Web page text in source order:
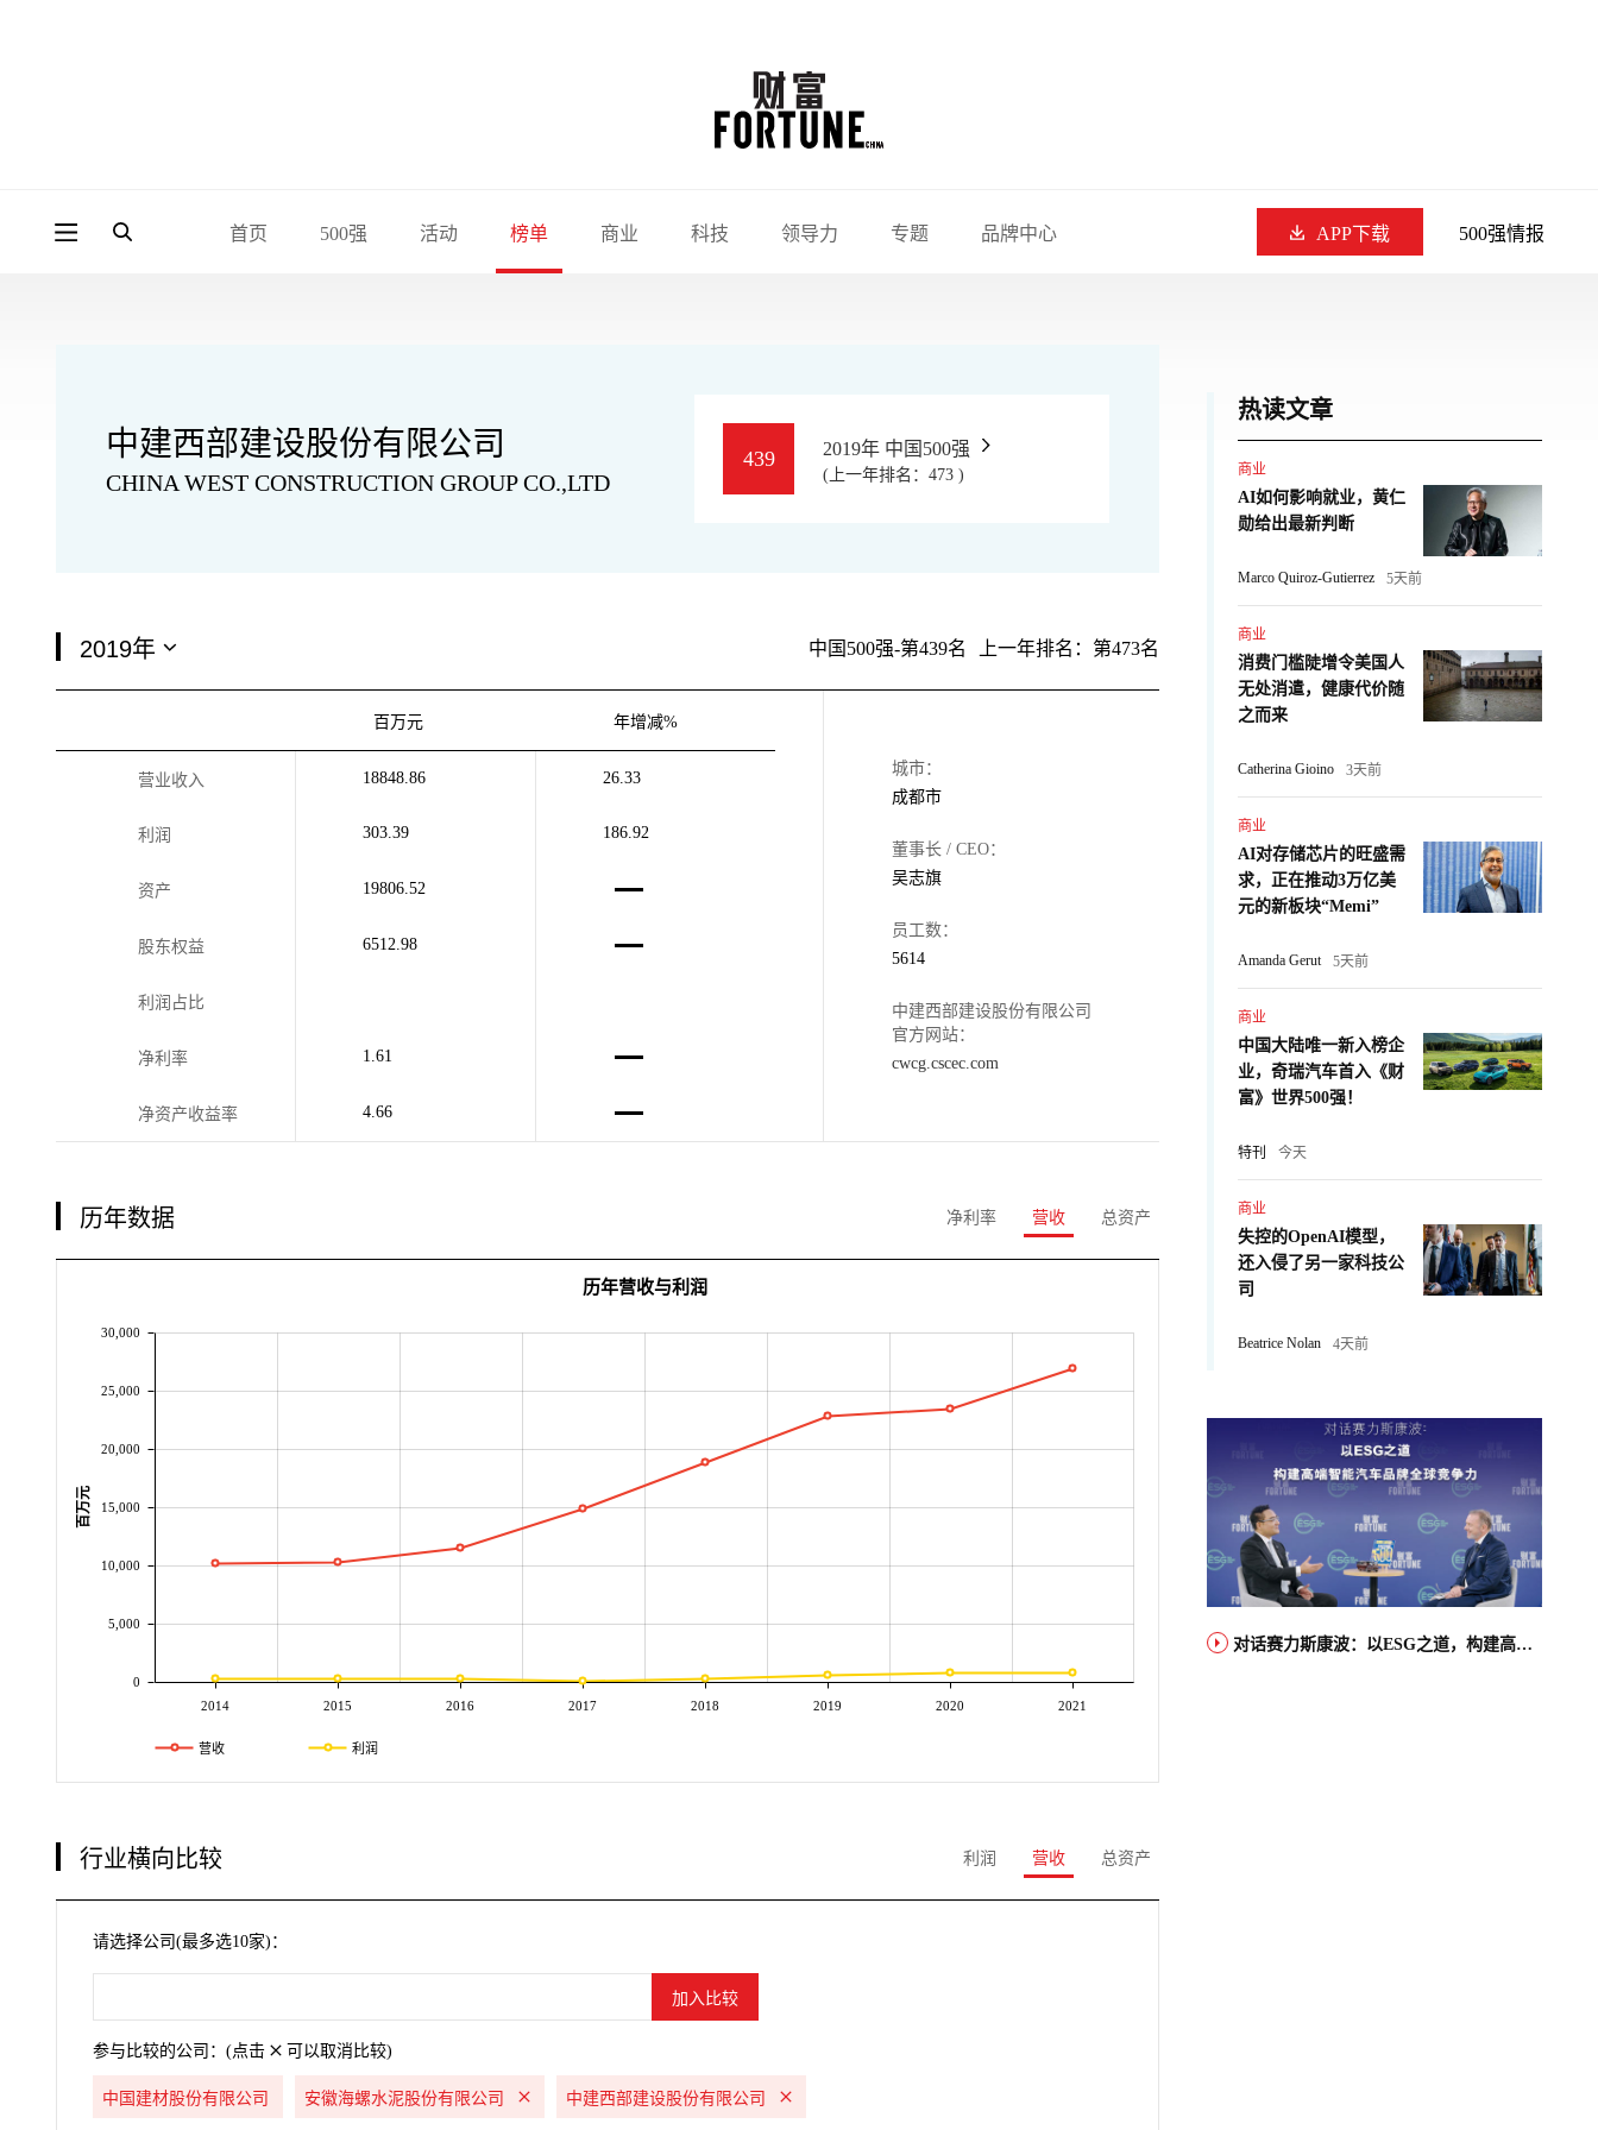
首页 500强 活动 榜单 商业 科技 领导力 专题 品牌中心 APP下载 500强情报
中建西部建设股份有限公司
CHINA WEST CONSTRUCTION GROUP CO.,LTD
439 2019年 中国500强
(上一年排名：473 )
中国500强-第439名 上一年排名：第473名
百万元 年增减%
营业收入 18848.86 26.33
利润 303.39 186.92
资产 19806.52
股东权益 6512.98
利润占比
净利率 1.61
净资产收益率 4.66
城市：
成都市
董事长 / CEO：
吴志旗
员工数：
5614
中建西部建设股份有限公司
官方网站：
cwcg.cscec.com
历年数据 净利率 营收 总资产
2014 2015 2016 2017 2018 2019 2020 2021
0
5,000
10,000
15,000
20,000
25,000
30,000
百万元
历年营收与利润
营收 利润
行业横向比较 利润 营收 总资产
请选择公司(最多选10家)：
参与比较的公司：(点击 可以取消比较)
中国建材股份有限公司 安徽海螺水泥股份有限公司 中建西部建设股份有限公司
热读文章
商业
AI如何影响就业，黄仁
勋给出最新判断
Marco Quiroz-Gutierrez 5天前
商业
消费门槛陡增令美国人
无处消遣，健康代价随
之而来
Catherina Gioino 3天前
商业
AI对存储芯片的旺盛需
求，正在推动3万亿美
元的新板块“Memi”
Amanda Gerut 5天前
商业
中国大陆唯一新入榜企
业，奇瑞汽车首入《财
富》世界500强！
特刊 今天
商业
失控的OpenAI模型，
还入侵了另一家科技公
司
Beatrice Nolan 4天前
对话赛力斯康波：以ESG之道，构建高端智能汽车品牌全球竞争力